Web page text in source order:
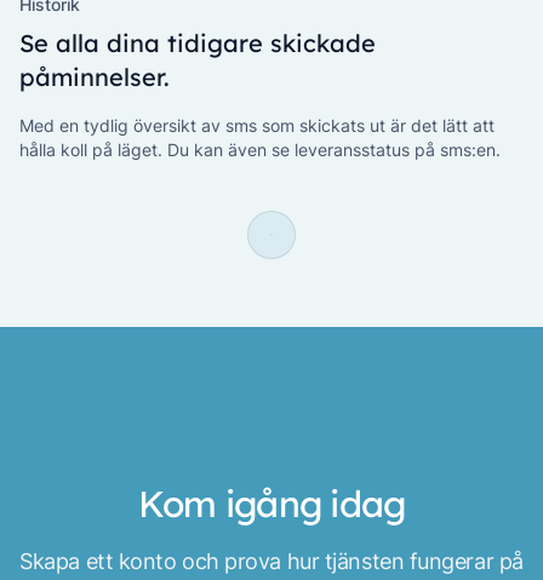
Se alla dina tidigare skickade
påminnelser.
Med en tydlig översikt av sms som skickats ut är det lätt att
hålla koll på läget. Du kan även se leveransstatus på sms:en.
Kom igång idag
Skapa ett konto och prova hur tjänsten fungerar på